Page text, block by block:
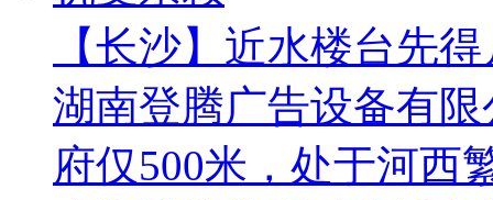
【长沙】近水楼台先
湖南登腾广告设备有
府仅500米，处于河西